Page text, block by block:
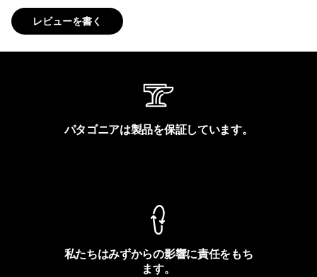
レビューを書く
パタゴニアは製品を保証しています。
私たちはみずからの影響に責任をもち
ます。